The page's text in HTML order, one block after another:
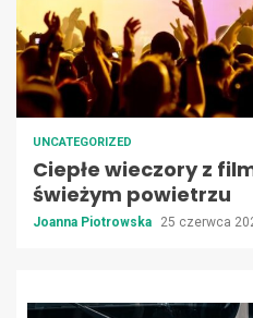
UNCATEGORIZED
Ciepłe wieczory z
świeżym powietrzu
Joanna Piotrowska 25 czerwca